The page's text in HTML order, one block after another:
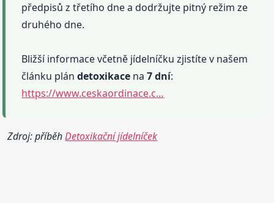
předpisů z třetího dne a dodržujte pitný režim ze
druhého dne.
Bližší informace včetně jídelníčku zjistíte v našem
článku plándetoxikace na7 dní:
https://www.ceskaordinace.c…
Zdroj: příběhDetoxikační jídelníček